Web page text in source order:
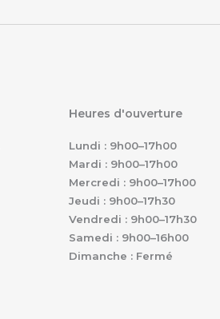
Heures d'ouverture
Lundi : 9h00–17h00
Mardi : 9h00–17h00
Mercredi : 9h00–17h00
Jeudi : 9h00–17h30
Vendredi : 9h00–17h30
Samedi : 9h00–16h00
Dimanche : Fermé